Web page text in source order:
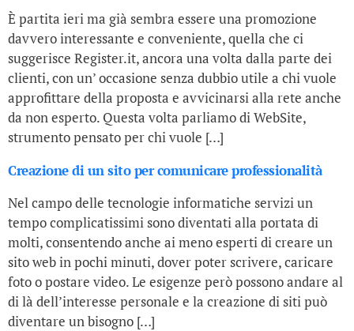
È partita ieri ma già sembra essere una promozione
davvero interessante e conveniente, quella che ci
suggerisce Register.it, ancora una volta dalla parte dei
clienti, con un’ occasione senza dubbio utile a chi vuole
approfittare della proposta e avvicinarsi alla rete anche
da non esperto. Questa volta parliamo di WebSite,
strumento pensato per chi vuole […]
Creazione di un sito per comunicare professionalità
Nel campo delle tecnologie informatiche servizi un
tempo complicatissimi sono diventati alla portata di
molti, consentendo anche ai meno esperti di creare un
sito web in pochi minuti, dover poter scrivere, caricare
foto o postare video. Le esigenze però possono andare al
di là dell’interesse personale e la creazione di siti può
diventare un bisogno […]